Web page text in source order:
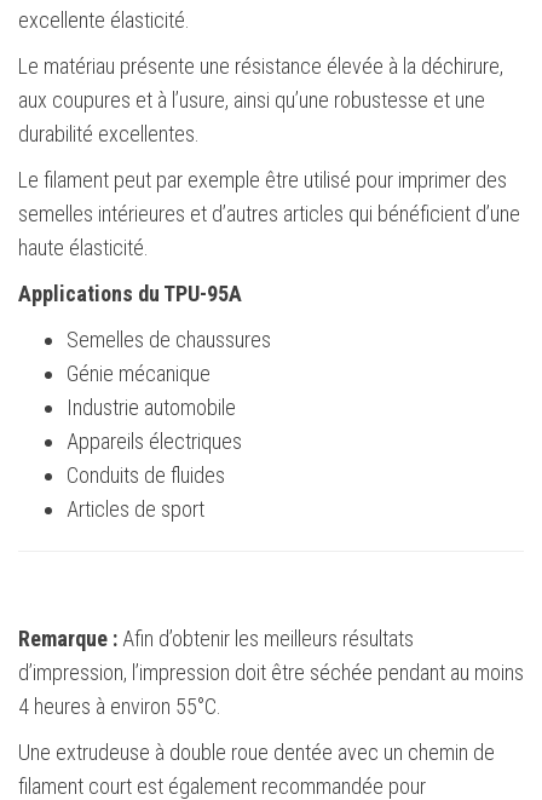
excellente élasticité.
Le matériau présente une résistance élevée à la déchirure,
aux coupures et à l’usure, ainsi qu’une robustesse et une
durabilité excellentes.
Le filament peut par exemple être utilisé pour imprimer des
semelles intérieures et d’autres articles qui bénéficient d’une
haute élasticité.
Applications du TPU-95A
Semelles de chaussures
Génie mécanique
Industrie automobile
Appareils électriques
Conduits de fluides
Articles de sport
Remarque : Afin d’obtenir les meilleurs résultats
d’impression, l’impression doit être séchée pendant au moins
4 heures à environ 55°C.
Une extrudeuse à double roue dentée avec un chemin de
filament court est également recommandée pour